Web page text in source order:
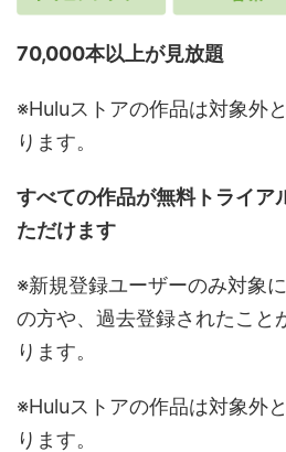
70,000本以上が見放題
※Huluストアの作品は対象外
ります。
すべての作品が無料トライア
ただけます
※新規登録ユーザーのみ対象
の方や、過去登録されたこと
ります。
※Huluストアの作品は対象外
ります。